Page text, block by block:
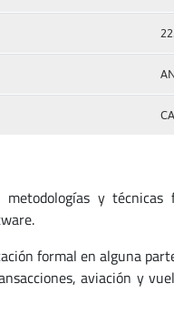
y técnicas
formal en alguna
aviación y